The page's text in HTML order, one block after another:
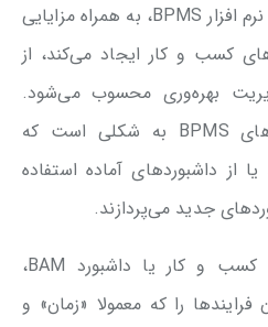
شده است. داشبورد BAM در نرم افزار BPMS، به همراه مزایایی
کسب و کار ایجاد می‌کند، از
بهره‌وری محسوب می‌شود.
معمولا زیرساخت‌ نرم افزارهای BPMS به شکلی است که
از داشبوردهای آماده استفاده
جدید می‌پردازند.
نرم افزار نظارت بر فعالیت کسب و کار یا داشبورد BAM،
را که معمولا «زمان» و